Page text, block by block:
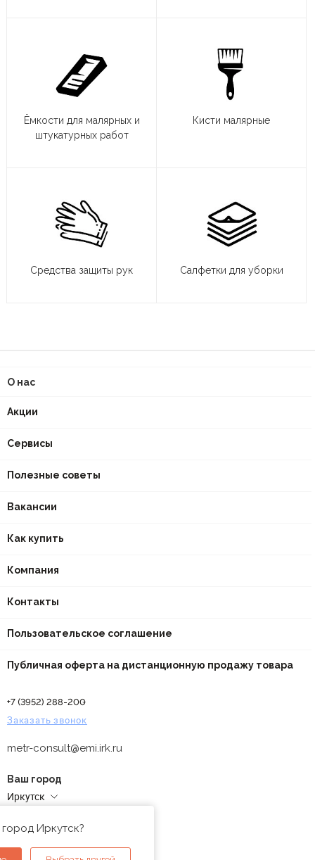
Ёмкости для малярных и
штукатурных работ
Кисти малярные
Средства защиты рук Салфетки для уборки
О нас
Акции
Сервисы
Полезные советы
Вакансии
Как купить
Компания
Контакты
Пользовательское соглашение
Публичная оферта на дистанционную продажу товара
+7 (3952) 288-200
Заказать звонок
metr-consult@emi.irk.ru
Ваш город
Иркутск
Иркутск?